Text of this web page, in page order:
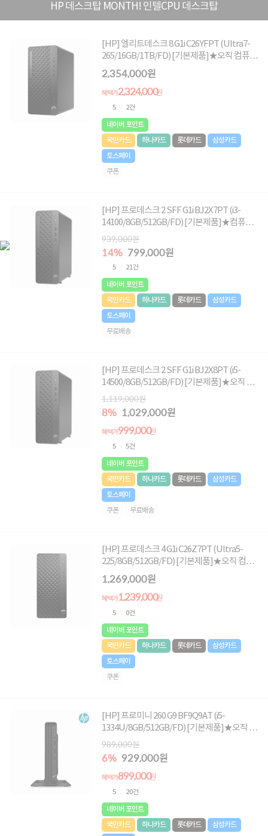
HP 데스크탑 MONTH! 인텔CPU 데스크탑
[HP] 엘리트데스크 8 G1i C26YFPT (Ultra7-
265/16GB/1TB/FD) [기본제품]★오직 컴퓨존
에서만, 여름맞이 HP 데스크탑 한정특가!★
2,354,000원
혜택가2,324,000원
5 2건
네이버 포인트
국민카드
하나카드 롯데카드
삼성카드
토스페이
쿠폰
[HP] 프로데스크 2 SFF G1i BJ2X7PT (i3-
14100/8GB/512GB/FD) [기본제품]★컴퓨존
단독! 수량한정 799,000원★
939,000원
14% 799,000원
5 21건
네이버 포인트
국민카드
하나카드 롯데카드
삼성카드
토스페이
무료배송
[HP] 프로데스크 2 SFF G1i BJ2X8PT (i5-
14500/8GB/512GB/FD) [기본제품]★오직 컴
퓨존에서만, 여름맞이 HP 데스크탑 한정특가!
★
1,119,000원
8% 1,029,000원
혜택가999,000원
5 5건
네이버 포인트
국민카드
하나카드 롯데카드
삼성카드
토스페이
쿠폰
무료배송
[HP] 프로데스크 4 G1i C26Z7PT (Ultra5-
225/8GB/512GB/FD) [기본제품]★오직 컴퓨
존에서만, 여름맞이 HP 데스크탑 한정특가!★
1,269,000원
혜택가1,239,000원
5 0건
네이버 포인트
국민카드
하나카드 롯데카드
삼성카드
토스페이
쿠폰
[HP] 프로미니 260 G9 BF9Q9AT (i5-
1334U/8GB/512GB/FD) [기본제품]★오직 컴
퓨존에서만, 여름맞이 HP 데스크탑 한정특가!
★
989,000원
6% 929,000원
혜택가899,000원
5 20건
네이버 포인트
국민카드
하나카드 롯데카드 삼성카드